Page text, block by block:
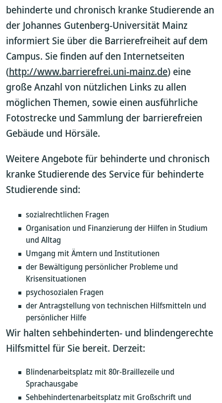
behinderte und chronisch kranke Studierende an
der Johannes Gutenberg-Universität Mainz
informiert Sie über die Barrierefreiheit auf dem
Campus. Sie finden auf den Internetseiten
(http://www.barrierefrei.uni-mainz.de) eine
große Anzahl von nützlichen Links zu allen
möglichen Themen, sowie einen ausführliche
Fotostrecke und Sammlung der barrierefreien
Gebäude und Hörsäle.
Weitere Angebote für behinderte und chronisch
kranke Studierende des Service für behinderte
Studierende sind:
sozialrechtlichen Fragen
Organisation und Finanzierung der Hilfen in Studium
und Alltag
Umgang mit Ämtern und Institutionen
der Bewältigung persönlicher Probleme und
Krisensituationen
psychosozialen Fragen
der Antragstellung von technischen Hilfsmitteln und
persönlicher Hilfe
Wir halten sehbehinderten- und blindengerechte
Hilfsmittel für Sie bereit. Derzeit:
Blindenarbeitsplatz mit 80r-Braillezeile und
Sprachausgabe
Sehbehindertenarbeitsplatz mit Großschrift und